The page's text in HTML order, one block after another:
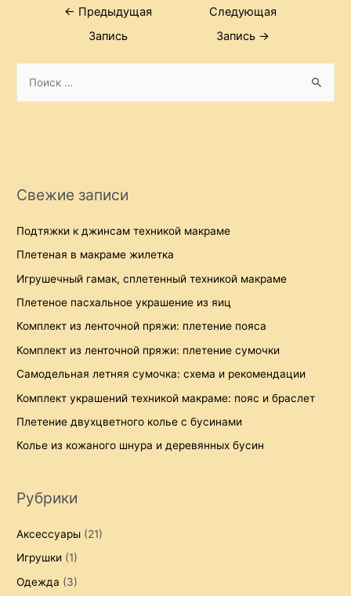
Навигация
← Предыдущая
Запись
Следующая
Запись →
fСвежие записи
Подтяжки к джинсам техникой макраме
Плетеная в макраме жилетка
Игрушечный гамак, сплетенный техникой макраме
Плетеное пасхальное украшение из яиц
Комплект из ленточной пряжи: плетение пояса
Комплект из ленточной пряжи: плетение сумочки
Самодельная летняя сумочка: схема и рекомендации
Комплект украшений техникой макраме: пояс и браслет
Плетение двухцветного колье с бусинами
Колье из кожаного шнура и деревянных бусин
Рубрики
Аксессуары (21)
Игрушки (1)
Одежда (3)